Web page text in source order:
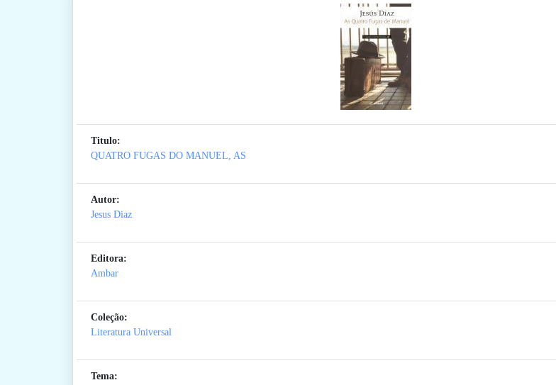
Titulo:
QUATRO FUGAS DO MANUEL, AS
Autor:
Jesus Diaz
Editora:
Ambar
Coleção:
Literatura Universal
Tema: